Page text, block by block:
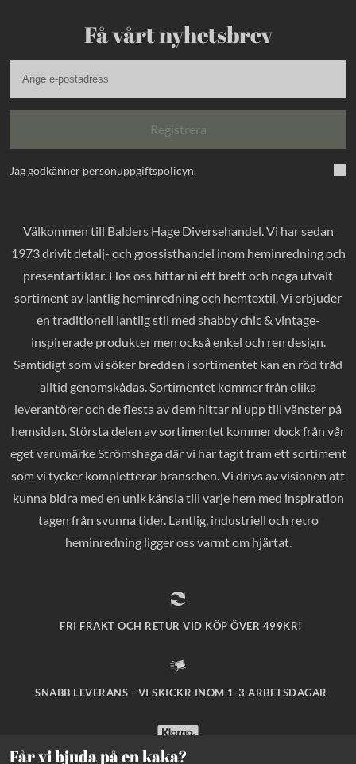
Få vårt nyhetsbrev
Registrera
Jag godkänner personuppgiftspolicyn.
Välkommen till Balders Hage Diversehandel. Vi har sedan
1973 drivit detalj- och grossisthandel inom heminredning och
presentartiklar. Hos oss hittar ni ett brett och noga utvalt
sortiment av lantlig heminredning och hemtextil. Vi erbjuder
en traditionell lantlig stil med shabby chic & vintage-
inspirerade produkter men också enkel och ren design.
Samtidigt som vi söker bredden i sortimentet kan en röd tråd
alltid genomskådas. Sortimentet kommer från olika
leverantörer och de flesta av dem hittar ni upp till vänster på
hemsidan. Största delen av sortimentet kommer dock från vår
eget varumärke Strömshaga där vi har tagit fram ett sortiment
som vi tycker kompletterar branschen. Vi drivs av visionen att
kunna bidra med en unik känsla till varje hem med inspiration
tagen från svunna tider. Lantlig, industriell och retro
heminredning ligger oss varmt om hjärtat.
FRI FRAKT OCH RETUR VID KÖP ÖVER 499KR!
SNABB LEVERANS - VI SKICKR INOM 1-3 ARBETSDAGAR
SÄKRA BETALNINGAR MED KLARNA CHECKOUT!
Får vi bjuda på en kaka?